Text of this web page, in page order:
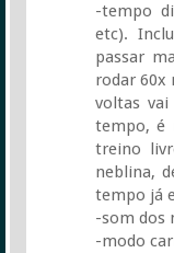
-tempo
etc).
passar
rodar 60x
voltas
tempo, é
treino
neblina,
tempo já
-som dos
-modo